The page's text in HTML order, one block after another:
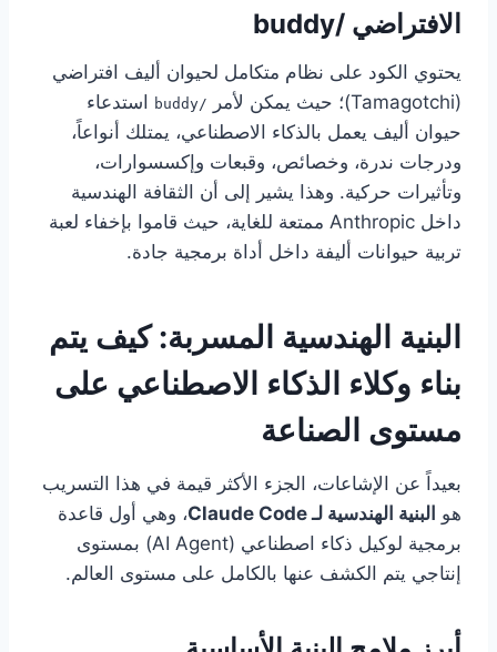
الافتراضي /buddy
يحتوي الكود على نظام متكامل لحيوان أليف افتراضي
(Tamagotchi)؛ حيث يمكن لأمر
/buddy
استدعاء
حيوان أليف يعمل بالذكاء الاصطناعي، يمتلك أنواعاً،
ودرجات ندرة، وخصائص، وقبعات وإكسسوارات،
وتأثيرات حركية. وهذا يشير إلى أن الثقافة الهندسية
داخل Anthropic ممتعة للغاية، حيث قاموا بإخفاء لعبة
تربية حيوانات أليفة داخل أداة برمجية جادة.
البنية الهندسية المسربة: كيف يتم
بناء وكلاء الذكاء الاصطناعي على
مستوى الصناعة
بعيداً عن الإشاعات، الجزء الأكثر قيمة في هذا التسريب
هو البنية الهندسية لـ Claude Code
، وهي أول قاعدة
برمجية لوكيل ذكاء اصطناعي (AI Agent) بمستوى
إنتاجي يتم الكشف عنها بالكامل على مستوى العالم.